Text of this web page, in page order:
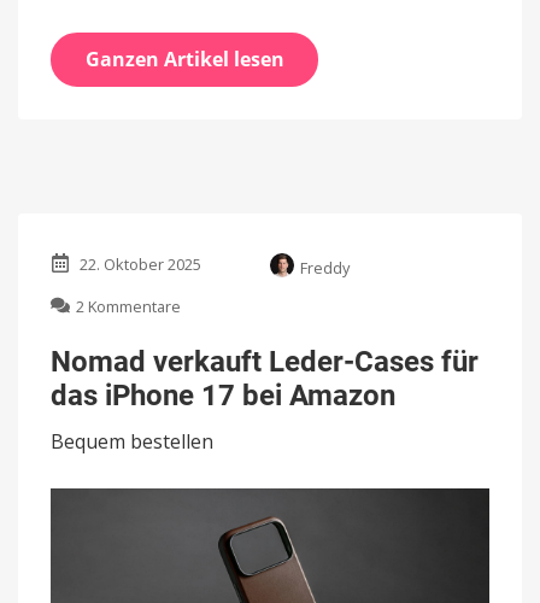
Ganzen Artikel lesen
22. Oktober 2025
Freddy
2 Kommentare
verkauft
Leder-
Cases
das
17
Amazon
Nomad verkauft Leder-Cases für
das iPhone 17 bei Amazon
Bequem bestellen